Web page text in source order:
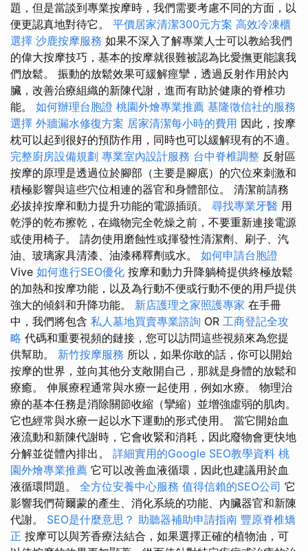
題，但是當談到專業按摩時，我們需要考慮不同的方面，以
便更認真地對待它。 平價居家清潔300元方案 高效冷凍櫃
選擇 沙鹿按摩服務 如果不深入了解專業人士可以教給我們
的偉大按摩技巧，基本的按摩就很難被認為比愛撫更能讓我
們放鬆。 振動的放鬆效果可緩解痙攣，透過反射作用於內
臟，改善治療組織的新陳代謝，進而有助於健康的脊椎功
能。 如何辦理台胞證 桃園外燴專業推薦 基隆徵信社的服務
選擇 外牆漏水修復方案 居家清潔每小時的費用 因此，按摩
枕可以起到很好的預防作用，同時也可以緩解現有的不適。
完整廚房設備規劃 專業室內設計服務 台中脊椎調整 反射區
按摩的原理是透過位於腳部（主要是腳底）的穴位來刺激和
積極影響與這些穴位相連的器官和身體部位。 清潔前請務
必拔掉按摩和動力提升功能的電源插頭。 尋找專業牙醫 用
乾淨的乾布擦乾，在織物完全乾燥之前，不要重新連接電源
或使用椅子。 請勿使用磨蝕性或揮發性清潔劑、刷子、汽
油、玻璃家具清漆、油漆稀釋劑或水。 如何申請台胞證
Vive 如何進行SEO優化 按摩和動力升降躺椅提供終極放鬆
的加熱和按摩功能，以及為行動不便或行動不便的用戶提供
強大的傾斜和升降功能。 新店護理之家照護專家 在手冊
中，我們將包含 私人墓地買賣專業諮詢 OR 工商登記全攻
略 代碼和重要視頻的鏈接，您可以訪問這些視頻來為您提
供幫助。 新竹按摩服務 所以，如果你敢的話，你可以開始
按摩的世界，並向其他分支敞開自己，那就是身體的放鬆和
療癒。 伸展療程通常與水療一起使用，例如水療。 物理治
療的基本任務是消除關節收縮（攣縮）並增強虛弱的肌肉。
它也經常與水療一起以水下運動的形式使用。 當它開始血
液流動和新陳代謝時，它會收緊和消耗，因此廢物會更快地
分解並從體內排出。 詳細實用的Google SEO教學資料 桃
園外燴專業推薦 它可以改善血液循環，因此也建議用於血
液循環問題。 全方位安養中心服務 值得信賴的SEO公司 它
影響我們荷爾蒙的產生、消化系統的功能、內臟器官和新陳
代謝。 SEO是什麼意思？ 助聽器補助申請指南 豐原脊椎矯
正 按摩可以與芳香療法結合，如果選擇正確的植物油，可